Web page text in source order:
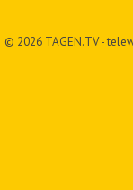
© 2026 TAGEN.TV -